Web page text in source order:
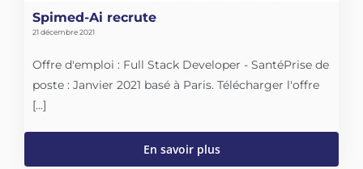
Spimed-Ai recrute
21 décembre 2021
Offre d'emploi : Full Stack Developer - SantéPrise de
poste : Janvier 2021 basé à Paris. Télécharger l'offre
[...]
En savoir plus